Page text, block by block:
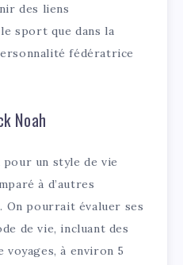
des liens
sport que dans la
fédératrice
Noah
pour un style de vie
à d’autres
On pourrait évaluer ses
de vie, incluant des
à environ 5